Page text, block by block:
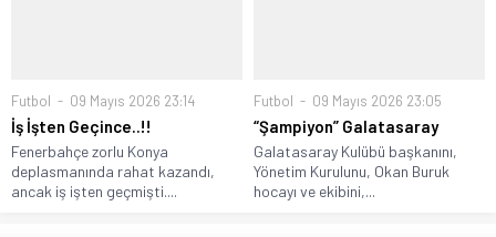
Futbol 09 Mayıs 2026 23:14
İş İşten Geçince..!!
Fenerbahçe zorlu Konya
deplasmanında rahat kazandı,
ancak iş işten geçmişti....
Futbol 09 Mayıs 2026 23:05
“Şampiyon” Galatasaray
Galatasaray Kulübü başkanını,
Yönetim Kurulunu, Okan Buruk
hocayı ve ekibini,...